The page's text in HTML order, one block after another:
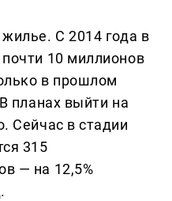
С 2014 года в
10 миллионов
в прошлом
планах выйти на
Сейчас в стадии
315
— на 12,5%